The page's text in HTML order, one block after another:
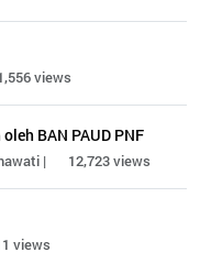
views
BAN PAUD PNF
| 12,723 views
views